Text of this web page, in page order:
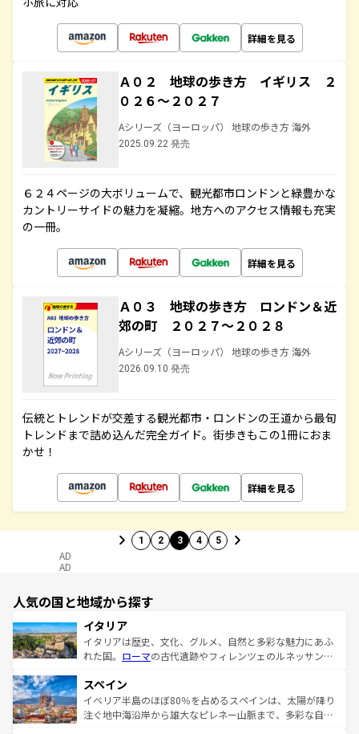
詳細を見る
Ａ０２ 地球の歩き方 イギリス ２
０２６～２０２７
Aシリーズ（ヨーロッパ） 地球の歩き方 海外
2025.09.22 発売
６２４ページの大ボリュームで、観光都市ロンドンと緑豊かな
カントリーサイドの魅力を凝縮。地方へのアクセス情報も充実
の一冊。
詳細を見る
Ａ０３ 地球の歩き方 ロンドン＆近
郊の町 ２０２７～２０２８
Aシリーズ（ヨーロッパ） 地球の歩き方 海外
2026.09.10 発売
伝統とトレンドが交差する観光都市・ロンドンの王道から最旬
トレンドまで詰め込んだ完全ガイド。街歩きもこの1冊におま
かせ！
詳細を見る
1 2 3 4 5
AD
AD
人気の国と地域から探す
イタリア
イタリアは歴史、文化、グルメ、自然と多彩な魅力にあふ
れた国。 ローマの古代遺跡やフィレンツェのルネッサンス
ろん、トスカーナの美しい田園風景やアマルフィ海岸の絶
景など、自然景観も見逃せない。観光の合間には、本場の
ピザやパスタなど、絶品のイタリア料理を堪能することも
スペイン
イベリア半島のほぼ80％を占めるスペインは、太陽が降り
注ぐ地中海沿岸から雄大なピレネー山脈まで、多彩な自然